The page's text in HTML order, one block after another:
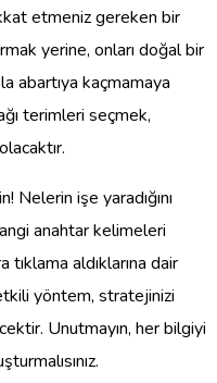
etmeniz gereken bir
yerine, onları doğal bir
abartıya kaçmamaya
terimleri seçmek,
Nelerin işe yaradığını
anahtar kelimeleri
tıklama aldıklarına dair
yöntem, stratejinizi
Unutmayın, her bilgiyi